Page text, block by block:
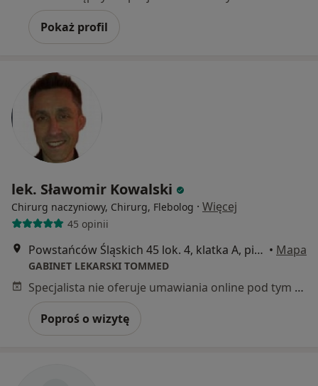
Pokaż profil
lek. Sławomir Kowalski
Chirurg naczyniowy, Chirurg, Flebolog · Więcej
45 opinii
Powstańców Śląskich 45 lok. 4, klatka A, piętro I, Warszawa • Mapa
GABINET LEKARSKI TOMMED
Specjalista nie oferuje umawiania online pod tym adresem.
Poproś o wizytę